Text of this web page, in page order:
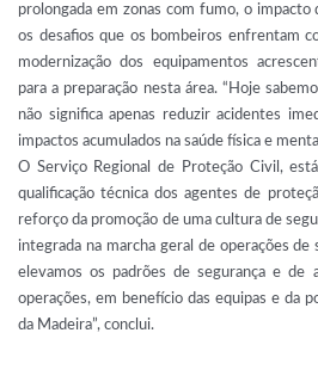
prolongada em zonas com fumo, o impacto
os desafios que os bombeiros enfrentam
modernização dos equipamentos
para a preparação nesta área. “Hoje
não significa apenas reduzir acidentes
impactos acumulados na saúde física e
O Serviço Regional de Proteção Civil,
qualificação técnica dos agentes de
reforço da promoção de uma cultura de
integrada na marcha geral de operações
elevamos os padrões de segurança e de
operações, em benefício das equipas e da
da Madeira”, conclui.